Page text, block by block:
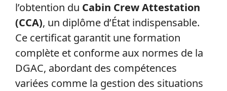
l’obtention du Cabin Crew Attestation
(CCA), un diplôme d’État indispensable.
Ce certificat garantit une formation
complète et conforme aux normes de la
DGAC, abordant des compétences
variées comme la gestion des situations